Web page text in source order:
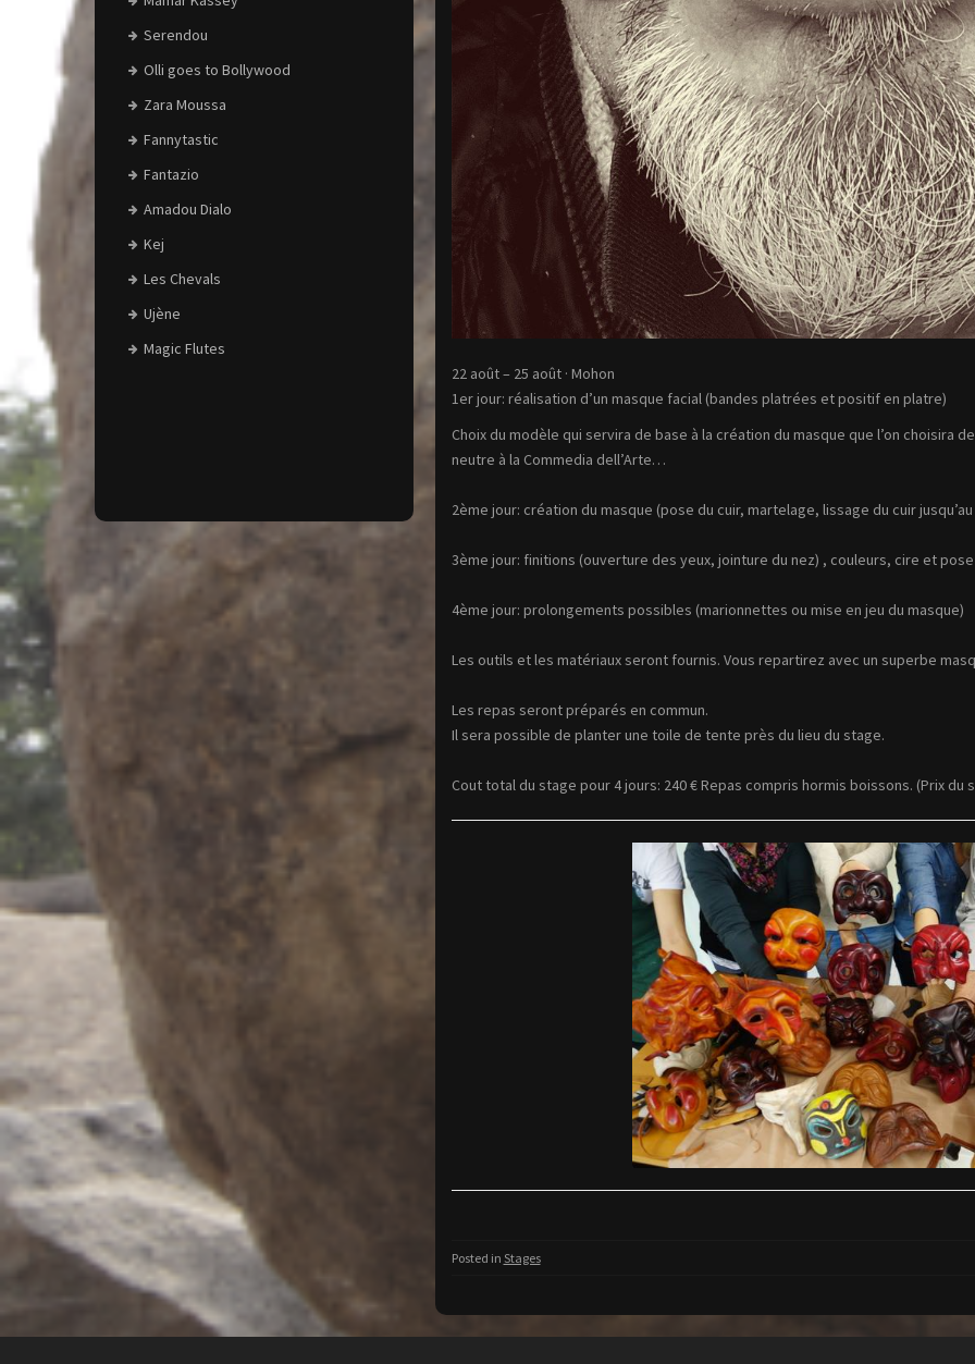
22 août – 25 août· Mohon
1er jour: réalisation d’un masque facial (bandes platrées et positif en platre)
Choix du modèle qui servira de base à la création du masque que l’on choisira
neutre à la Commedia dell’Arte…
2ème jour: création du masque (pose du cuir, martelage, lissage du cuir
3ème jour: finitions (ouverture des yeux, jointure du nez) , couleurs, cire et
4ème jour: prolongements possibles (marionnettes ou mise en jeu du masque)
Les outils et les matériaux seront fournis. Vous repartirez avec un superbe
Les repas seront préparés en commun.
Il sera possible de planter une toile de tente près du lieu du stage.
Cout total du stage pour 4 jours: 240 € Repas compris hormis boissons. (Prix du
Posted in Stages
Serendou
Olli goes to Bollywood
Zara Moussa
Fannytastic
Fantazio
Amadou Dialo
Kej
Les Chevals
Ujène
Magic Flutes